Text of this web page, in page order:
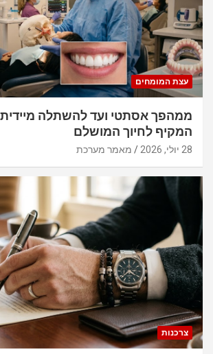
עצת המומחים
ממהפך אסתטי ועד להשתלה
המקיף לחיוך המושלם
28 יולי, 2026 מאמר מערכת
צרכנות